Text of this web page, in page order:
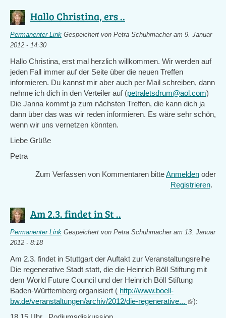
Hallo Christina, ers ..
Permanenter Link Gespeichert von Petra Schuhmacheram 9. Januar
2012 - 14:30
Hallo Christina, erst mal herzlich willkommen. Wir werden auf
jeden Fall immer auf der Seite über die neuen Treffen
informieren. Du kannst mir aber auch per Mail schreiben, dann
nehme ich dich in den Verteiler auf (petraletsdrum@aol.com)
Die Janna kommt ja zum nächsten Treffen, die kann dich ja
dann über das was wir reden informieren. Es wäre sehr schön,
wenn wir uns vernetzen könnten.
Liebe Grüße
Petra
Zum Verfassen von Kommentaren bitteAnmelden oder
Registrieren.
Am 2.3. findet in St ..
Permanenter Link Gespeichert von Petra Schuhmacheram 13. Januar
2012 - 8:18
Am 2.3. findet in Stuttgart der Auftakt zur Veranstaltungsreihe
Die regenerative Stadt statt, die die Heinrich Böll Stiftung mit
dem World Future Council und der Heinrich Böll Stiftung
Baden-Württemberg organisiert ( http://www.boell-
bw.de/veranstaltungen/archiv/2012/die-regenerative... (link
):